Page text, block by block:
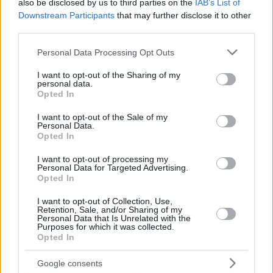
also be disclosed by us to third parties on the IAB’s List of
Downstream Participants that may further disclose it to other
Please note that this website/app uses one or more Google
not limited to your visit or usage behaviour. You may click to
grant or deny consent to Google and its third-party tags to
use your data for below specified purposes in below Google
consent section.
Personal Data Processing Opt Outs
I want to opt-out of the Sharing of my
personal data.
Opted In
I want to opt-out of the Sale of my
Personal Data.
Opted In
I want to opt-out of processing my
Personal Data for Targeted Advertising.
Opted In
I want to opt-out of Collection, Use,
Retention, Sale, and/or Sharing of my
Personal Data that Is Unrelated with the
Purposes for which it was collected.
Opted In
Google consents
genutzt.
entscheidender Bedeutung sei, auch in diesem Bereich
Fehler” gewesen, die Europäer gegen Erdgas und
Kernenergie aufzuhetzen.
Kernenergie unmöglich
Ende des Jahrzehnts durch das Kernkraftwerk des Landes in
Paks gedeckt, sagte er und wies darauf hin, dass Ungarn
kürzlich einen neuen langfristigen Gaskaufvertrag mit der
Was die Migration betrifft, so Szijjártó, sollten die EU-
Mitgliedstaaten auf ihrem Recht bestehen, zu bestimmen, wer
in ihr Hoheitsgebiet einreisen darf und wer nicht.